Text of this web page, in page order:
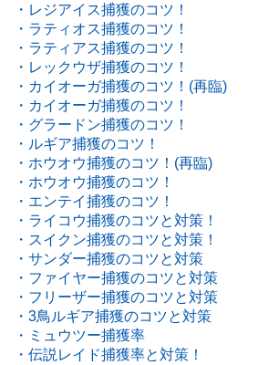
・レジアイス捕獲のコツ！
・ラティオス捕獲のコツ！
・ラティアス捕獲のコツ！
・レックウザ捕獲のコツ！
・カイオーガ捕獲のコツ！(再臨)
・カイオーガ捕獲のコツ！
・グラードン捕獲のコツ！
・ルギア捕獲のコツ！
・ホウオウ捕獲のコツ！(再臨)
・ホウオウ捕獲のコツ！
・エンテイ捕獲のコツ！
・ライコウ捕獲のコツと対策！
・スイクン捕獲のコツと対策！
・サンダー捕獲のコツと対策
・ファイヤー捕獲のコツと対策
・フリーザー捕獲のコツと対策
・3鳥ルギア捕獲のコツと対策
・ミュウツー捕獲率
・伝説レイド捕獲率と対策！